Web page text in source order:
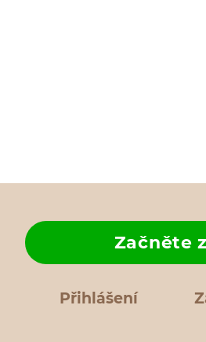
Přihlášení
Začněte